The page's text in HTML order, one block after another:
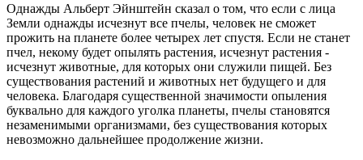
Однажды Альберт Эйнштейн сказал о том, что если с лица
Земли однажды исчезнут все пчелы, человек не сможет
прожить на планете более четырех лет спустя. Если не станет
пчел, некому будет опылять растения, исчезнут растения -
исчезнут животные, для которых они служили пищей. Без
существования растений и животных нет будущего и для
человека. Благодаря существенной значимости опыления
буквально для каждого уголка планеты, пчелы становятся
незаменимыми организмами, без существования которых
невозможно дальнейшее продолжение жизни.